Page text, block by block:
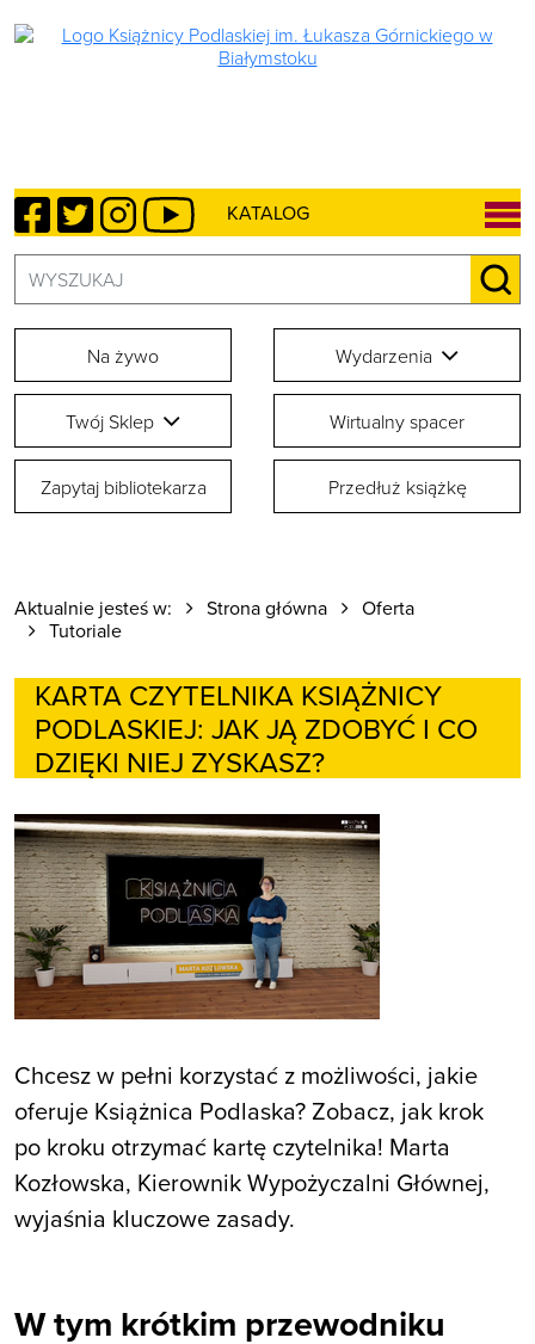
KATALOG
Facebook
TwitterInstagram
YouTube
Na żywo Wydarzenia
Twój Sklep Wirtualny spacer
Zapytaj bibliotekarza Przedłuż książkę
Aktualnie jesteś w: Strona główna
Oferta
Tutoriale
KARTA CZYTELNIKA KSIĄŻNICY
PODLASKIEJ: JAK JĄ ZDOBYĆ I CO
DZIĘKI NIEJ ZYSKASZ?
Chcesz w pełni korzystać z możliwości, jakie
oferuje Książnica Podlaska? Zobacz, jak krok
po kroku otrzymać kartę czytelnika! Marta
Kozłowska, Kierownik Wypożyczalni Głównej,
wyjaśnia kluczowe zasady.
W tym krótkim przewodniku